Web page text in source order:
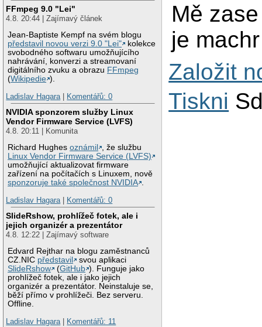
FFmpeg 9.0 "Lei"
4.8. 20:44 | Zajímavý článek
Jean-Baptiste Kempf na svém blogu
představil novou verzi 9.0 "Lei"
kolekce
svobodného softwaru umožňujícího
nahrávání, konverzi a streamovaní
digitálního zvuku a obrazu FFmpeg
(Wikipedie ).
Ladislav Hagara| Komentářů: 0
NVIDIA sponzorem služby Linux
Vendor Firmware Service (LVFS)
4.8. 20:11 | Komunita
Richard Hughesoznámil
, že službu
Linux Vendor Firmware Service (LVFS)
umožňující aktualizovat firmware
zařízení na počítačích s Linuxem, nově
sponzoruje také společnost NVIDIA .
Ladislav Hagara| Komentářů: 0
SlideRshow, prohlížeč fotek, ale i
jejich organizér a prezentátor
4.8. 12:22 | Zajímavý software
Edvard Rejthar na blogu zaměstnanců
CZ.NIC představil
svou aplikaci
SlideRshow
(GitHub ). Funguje jako
prohlížeč fotek, ale i jako jejich
organizér a prezentátor. Neinstaluje se,
běží přímo v prohlížeči. Bez serveru.
Offline.
Ladislav Hagara| Komentářů: 11
Mě
je
Založit
Tiskni